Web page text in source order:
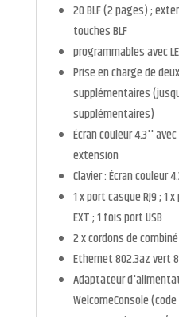
20 BLF (2 pages) ;
touches BLF
programmables avec
Prise en charge de
supplémentaires
supplémentaires)
Écran couleur 4.3''
extension
Clavier : Écran couleur
1 x port casque RJ9 ; 1
EXT ; 1 fois port USB
2 x cordons de
Ethernet 802.3az vert
Adaptateur
WelcomeConsole (code